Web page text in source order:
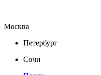
Москва
Петербург
Сочи